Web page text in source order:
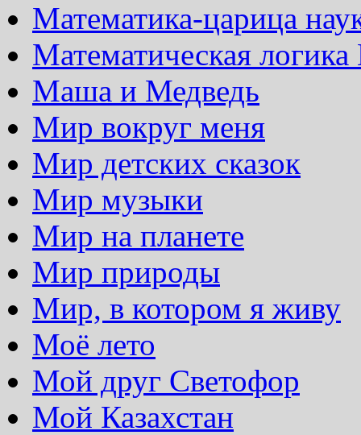
Математика-царица
Математическая
Маша и Медведь
Мир вокруг меня
Мир детских сказок
Мир музыки
Мир на планете
Мир природы
Мир, в котором я живу
Моё лето
Мой друг Светофор
Мой Казахстан